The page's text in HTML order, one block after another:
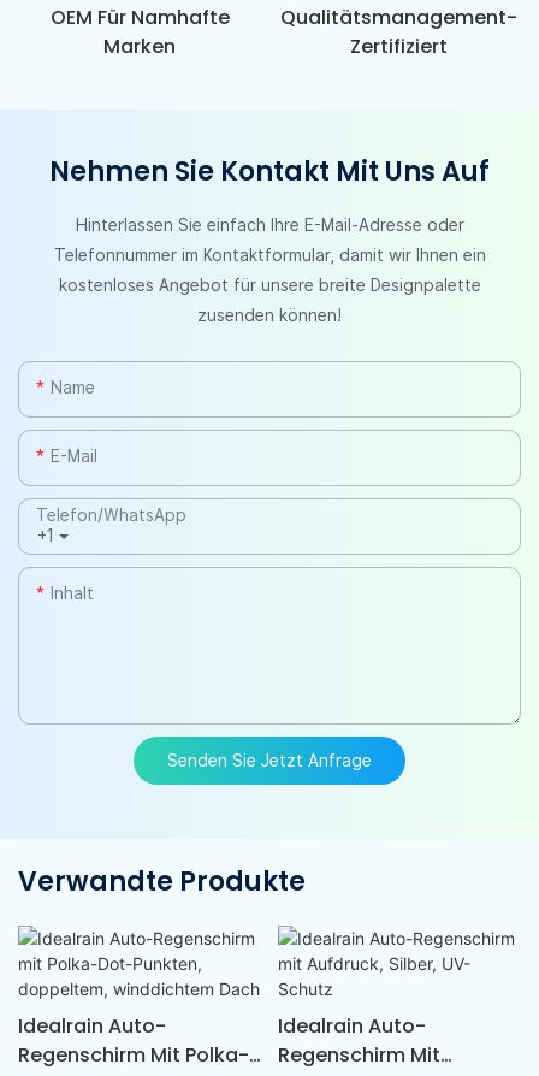
OEM Für Namhafte
Marken
Qualitätsmanagement-
Zertifiziert
Nehmen Sie Kontakt Mit Uns Auf
Hinterlassen Sie einfach Ihre E-Mail-Adresse oder
Telefonnummer im Kontaktformular, damit wir Ihnen ein
kostenloses Angebot für unsere breite Designpalette
zusenden können!
Name
E-Mail
+1
Telefon/WhatsApp
Inhalt
Senden Sie Jetzt Anfrage
Verwandte Produkte
Idealrain Auto-
Regenschirm Mit Polka-
Idealrain Auto-
Regenschirm Mit